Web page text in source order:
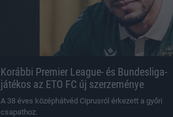
Korábbi Premier League- és Bundesliga-
játékos az ETO FC új szerzeménye
A 38 éves középhátvéd Ciprusról érkezett a győri
csapathoz.